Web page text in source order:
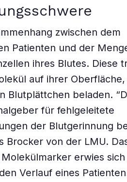
zwischen dem
Patienten und der
ihres Blutes. Diese
auf ihrer
Blutplättchen beladen.
für fehlgeleitete
der Blutgerinnung
Brocker von der LMU.
erwies sich
Verlauf eines